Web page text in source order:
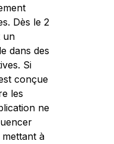
Dès le 2
un
dans des
Si
conçue
les
ne
à